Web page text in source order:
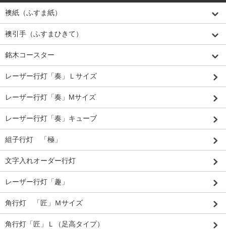
襖紙（ふすま紙）
襖引手（ふすまひきて）
銘木コースター
レーザー行灯「奏」Ｌサイズ
レーザー行灯「奏」Mサイズ
レーザー行灯「奏」キューブ
組子行灯 「極」
文字入れオーダー行灯
レーザー行灯「趣」
角行灯 「匠」Ｍサイズ
角行灯「匠」Ｌ（足高タイプ）